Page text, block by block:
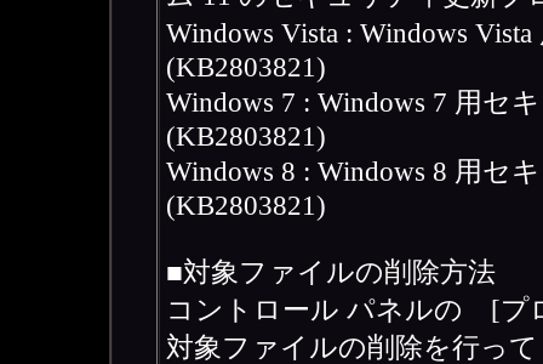
Windows Vista : Windows
(KB2803821)
Windows 7 : Windows 7 用セ
(KB2803821)
Windows 8 : Windows 8 用セ
(KB2803821)
■対象ファイルの削除方法
コントロール パネルの [プ
対象ファイルの削除を行っ